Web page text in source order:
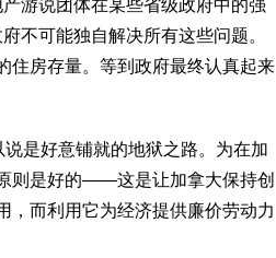
游说团体在某些省级政府中的强
不可能独自解决所有这些问题。
住房存量。等到政府最终认真起来
是好意铺就的地狱之路。为在加
则是好的——这是让加拿大保持创
，而利用它为经济提供廉价劳动力